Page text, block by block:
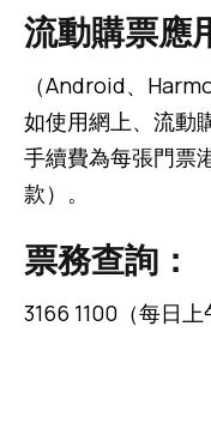
流動購票應
（Android、
如使用網上、流動
手續費為每張門票
款）。
票務查詢：
3166 1100（每日上